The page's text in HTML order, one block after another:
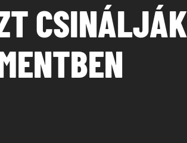
CSINÁLJÁK